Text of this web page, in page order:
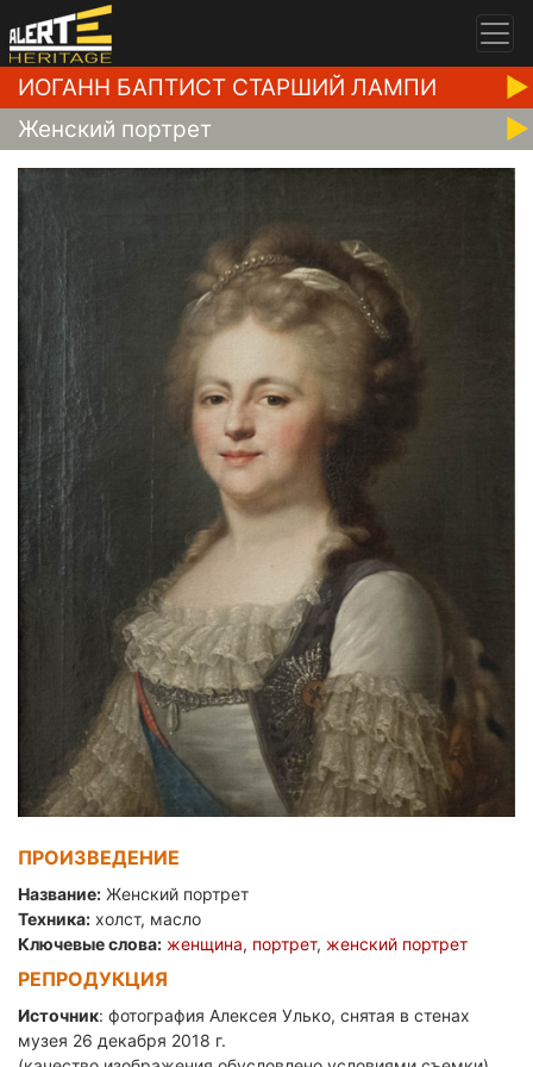
ИОГАНН БАПТИСТ СТАРШИЙ ЛАМПИ
Женский портрет
ПРОИЗВЕДЕНИЕ
Название: Женский портрет
Техника: холст, масло
Ключевые слова: женщина, портрет, женский портрет
РЕПРОДУКЦИЯ
Источник: фотография Алексея Улько, снятая в стенах
музея 26 декабря 2018 г.